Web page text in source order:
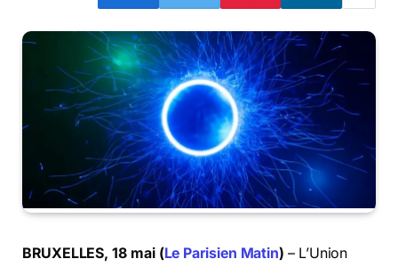
BRUXELLES, 18 mai (Le Parisien Matin) – L’Union